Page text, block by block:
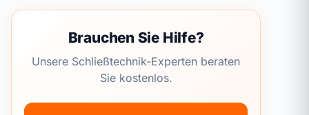
Brauchen Sie Hilfe?
Unsere Schließtechnik-Experten beraten
Sie kostenlos.